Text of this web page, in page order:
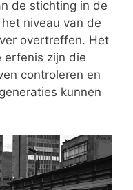
de stichting in de
niveau van de
overtreffen. Het
erfenis zijn die
controleren en
kunnen